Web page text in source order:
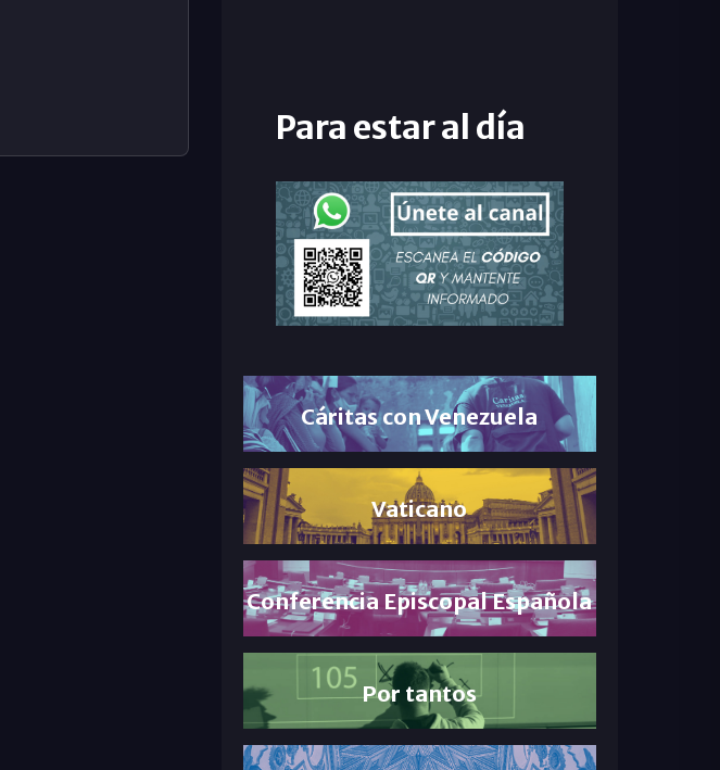
Para estar al día
Cáritas con Venezuela
Vaticano
Conferencia Episcopal Española
Por tantos